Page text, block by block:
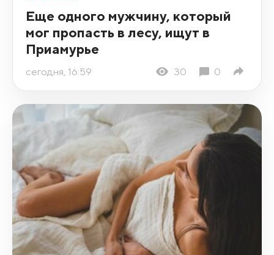
Еще одного мужчину, который
мог пропасть в лесу, ищут в
Приамурье
сегодня, 16:59 30 0